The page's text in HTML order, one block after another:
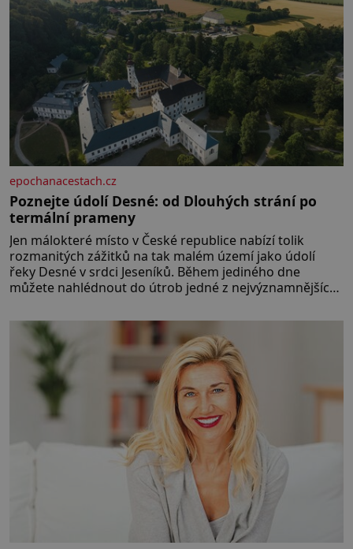
umístění ve zdejším zařízení, jsou
[…]
epochanacestach.cz
Poznejte údolí Desné: od Dlouhých strání po
termální prameny
Jen málokteré místo v České republice nabízí tolik
rozmanitých zážitků na tak malém území jako údolí
řeky Desné v srdci Jeseníků. Během jediného dne
můžete nahlédnout do útrob jedné z nejvýznamnějších
hřebeny, projet se na koloběžce a den zakončit
poznáváním památek ve Velkých Losinách nebo v
termálním